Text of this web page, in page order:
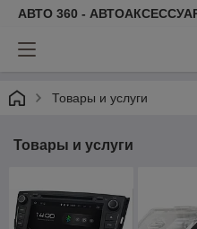
АВТО 360 -
Товары и услуги
Товары и услуги